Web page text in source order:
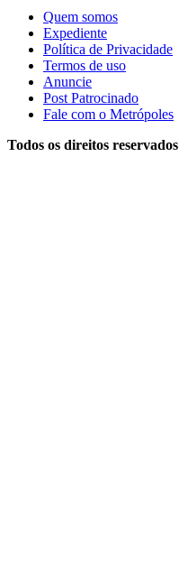
Quem somos
Expediente
Política de Privacidade
Termos de uso
Anuncie
Post Patrocinado
Fale com o Metrópoles
Todos os direitos reservados